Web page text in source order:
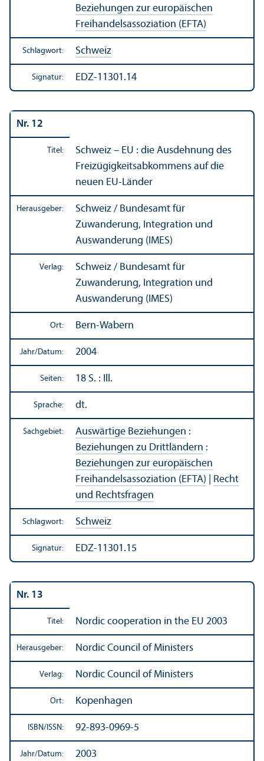
Beziehungen zur europäischen
Freihandels­assoziation (EFTA)
Schlagwort: Schweiz
Signatur: EDZ-11301.14
Nr. 12
Titel:
Schweiz – EU : die Ausdehnung des
Freizügigkeits­abkommens auf die
neuen EU-Länder
Herausgeber:
Schweiz / Bundes­amt für
Zuwanderung, Integration und
Auswanderung (IMES)
Verlag:
Schweiz / Bundes­amt für
Zuwanderung, Integration und
Auswanderung (IMES)
Ort: Bern-Wabern
Jahr/Datum: 2004
Seiten: 18 S. : Ill.
Sprache: dt.
Sachgebiet: Auswärtige Beziehungen :
Beziehungen zu Drittländern :
Beziehungen zur europäischen
Freihandels­assoziation (EFTA)
Recht
und Rechts­fragen
Schlagwort: Schweiz
Signatur: EDZ-11301.15
Nr. 13
Titel: Nordic cooperation in the EU 2003
Herausgeber: Nordic Council of Ministers
Verlag: Nordic Council of Ministers
Ort: Kopenhagen
ISBN/ISSN: 92-893-0969-5
Jahr/Datum: 2003